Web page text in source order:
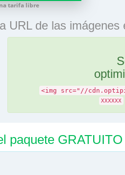
tarifa libre
URL de las imágenes
<img src="//
XXXXXX
paquete GRATUITO